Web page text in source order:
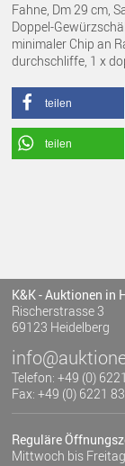
Fahne, Dm 29 cm,
Doppel-
minimaler Chip an
durchschliffe, 1 x
teilen
teilen
K&K - Auktionen in
Rischerstrasse 3
69123 Heidelberg
Telefon: +49 (0)
Fax: +49 (0) 6221
Reguläre
Mittwoch bis